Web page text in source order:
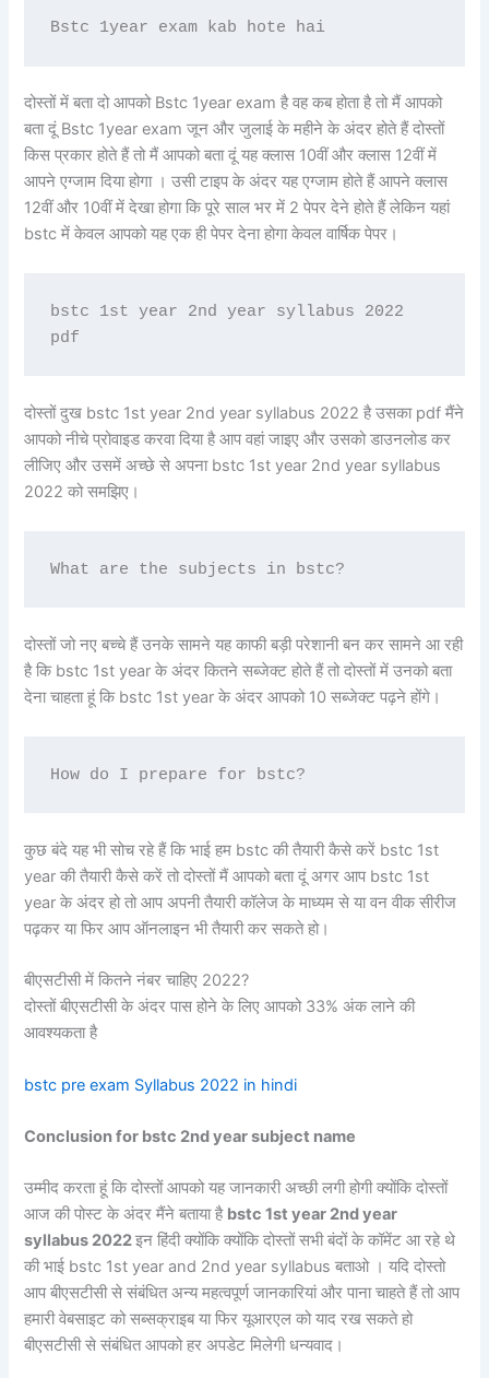
Bstc 1year exam kab hote hai
दोस्तों में बता दो आपको Bstc 1year exam है वह कब होता है तो मैं आपको
बता दूं Bstc 1year exam जून और जुलाई के महीने के अंदर होते हैं दोस्तों
किस प्रकार होते हैं तो मैं आपको बता दूं यह क्लास 10वीं और क्लास 12वीं में
आपने एग्जाम दिया होगा । उसी टाइप के अंदर यह एग्जाम होते हैं आपने क्लास
12वीं और 10वीं में देखा होगा कि पूरे साल भर में 2 पेपर देने होते हैं लेकिन यहां
bstc में केवल आपको यह एक ही पेपर देना होगा केवल वार्षिक पेपर।
bstc 1st year 2nd year syllabus 2022
pdf
दोस्तों दुख bstc 1st year 2nd year syllabus 2022 है उसका pdf मैंने
आपको नीचे प्रोवाइड करवा दिया है आप वहां जाइए और उसको डाउनलोड कर
लीजिए और उसमें अच्छे से अपना bstc 1st year 2nd year syllabus
2022 को समझिए।
What are the subjects in bstc?
दोस्तों जो नए बच्चे हैं उनके सामने यह काफी बड़ी परेशानी बन कर सामने आ रही
है कि bstc 1st year के अंदर कितने सब्जेक्ट होते हैं तो दोस्तों में उनको बता
देना चाहता हूं कि bstc 1st year के अंदर आपको 10 सब्जेक्ट पढ़ने होंगे।
How do I prepare for bstc?
कुछ बंदे यह भी सोच रहे हैं कि भाई हम bstc की तैयारी कैसे करें bstc 1st
year की तैयारी कैसे करें तो दोस्तों मैं आपको बता दूं अगर आप bstc 1st
year के अंदर हो तो आप अपनी तैयारी कॉलेज के माध्यम से या वन वीक सीरीज
पढ़कर या फिर आप ऑनलाइन भी तैयारी कर सकते हो।
बीएसटीसी में कितने नंबर चाहिए 2022?
दोस्तों बीएसटीसी के अंदर पास होने के लिए आपको 33% अंक लाने की
आवश्यकता है
bstc pre exam Syllabus 2022 in hindi
Conclusion for bstc 2nd year subject name
उम्मीद करता हूं कि दोस्तों आपको यह जानकारी अच्छी लगी होगी क्योंकि दोस्तों
आज की पोस्ट के अंदर मैंने बताया है bstc 1st year 2nd year
syllabus 2022इन हिंदी क्योंकि क्योंकि दोस्तों सभी बंदों के कॉमेंट आ रहे थे
की भाई bstc 1st year and 2nd year syllabus बताओ । यदि दोस्तो
आप बीएसटीसी से संबंधित अन्य महत्वपूर्ण जानकारियां और पाना चाहते हैं तो आप
हमारी वेबसाइट को सब्सक्राइब या फिर यूआरएल को याद रख सकते हो
बीएसटीसी से संबंधित आपको हर अपडेट मिलेगी धन्यवाद।